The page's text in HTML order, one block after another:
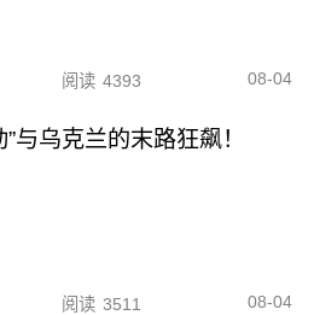
阅读 4393 08-04
与乌克兰的末路狂飙！
阅读 3511 08-04